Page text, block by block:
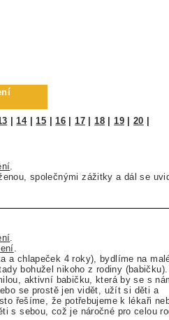
|14|15 |16 |17 |18|19|20
společnými zážitky a dál se
a chlapeček 4 roky), bydlíme na
bohužel nikoho z rodiny (babičku).
aktivní babičku, která by se s
se prostě jen vidět, užít si děti a
řešíme, že potřebujeme k lékaři
s sebou, což je náročné pro celou